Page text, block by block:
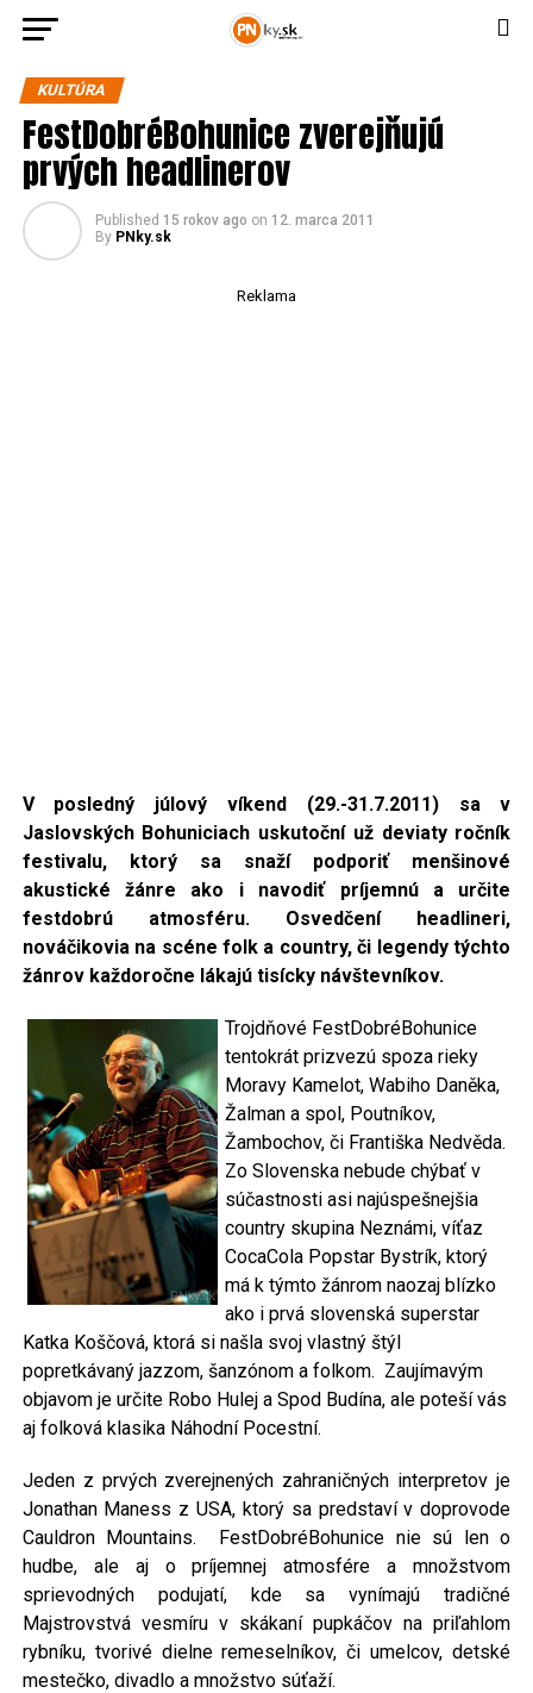
KULTÚRA
FestDobréBohunice zverejňujú
prvých headlinerov
Published 15 rokov ago on 12. marca 2011
By PNky.sk
Reklama
V posledný júlový víkend (29.-31.7.2011) sa v
Jaslovských Bohuniciach uskutoční už deviatyročník
festivalu, ktorýsa snaží podporiť menšinové
akustické žánre ako i navodiť príjemnú a určite
festdobrú atmosféru. Osvedčení headlineri,
nováčikovia na scéne folk a country, či legendy týchto
žánrov každoročne lákajú tisícky návštevníkov.
Trojdňové FestDobréBohunice
tentokrát prizvezú spoza rieky
Moravy Kamelot, Wabiho Daněka,
Žalman a spol, Poutníkov,
Žambochov, či Františka Nedvěda.
Zo Slovenska nebude chýbať v
súčastnosti asi najúspešnejšia
country skupina Neznámi, víťaz
CocaCola Popstar Bystrík, ktorý
má k týmto žánrom naozaj blízko
ako i prvá slovenská superstar
Katka Koščová, ktorá si našla svoj vlastný štýl
popretkávaný jazzom, šanzónom a folkom. Zaujímavým
objavom je určite Robo Hulej a Spod Budína, ale poteší vás
aj folková klasika Náhodní Pocestní.
Jeden z prvých zverejnených zahraničných interpretov je
Jonathan Maness z USA, ktorý sa predstaví v doprovode
Cauldron Mountains. FestDobréBohunice nie sú len o
hudbe, ale aj o príjemnej atmosfére a množstvom
sprievodných podujatí, kde sa vynímajú tradičné
Majstrovstvá vesmíru v skákaní pupkáčov na priľahlom
rybníku, tvorivé dielne remeselníkov, či umelcov, detské
mestečko, divadlo a množstvo súťaží.